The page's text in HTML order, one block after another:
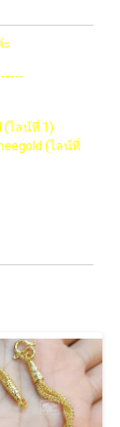
ะ
(ไลน์ที่ 1)
(ไลน์ที่